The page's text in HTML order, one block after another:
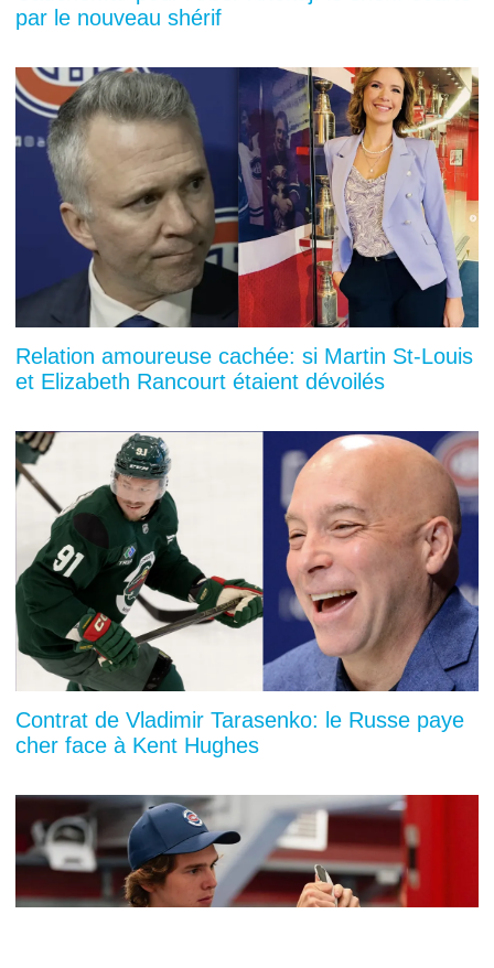
par le nouveau shérif
Relation amoureuse cachée: si Martin St-Louis
et Elizabeth Rancourt étaient dévoilés
Contrat de Vladimir Tarasenko: le Russe paye
cher face à Kent Hughes